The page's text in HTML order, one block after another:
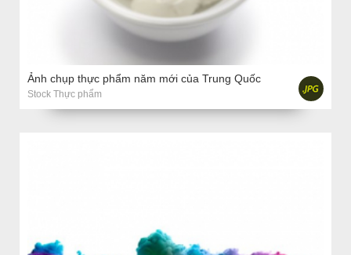
Ảnh chụp thực phẩm năm mới của Trung Quốc
Stock Thực phẩm